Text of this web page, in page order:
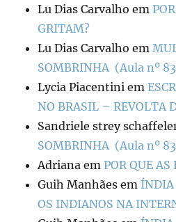
Lu Dias Carvalho em
GRITAM?
Lu Dias Carvalho em
SOMBRINHA (Aula nº
Lycia Piacentini em
NO BRASIL – REVOLTA
Sandriele strey
SOMBRINHA (Aula nº
Adriana em POR QUE
Guih Manhães em ÍNDIA
OS INDIANOS NA